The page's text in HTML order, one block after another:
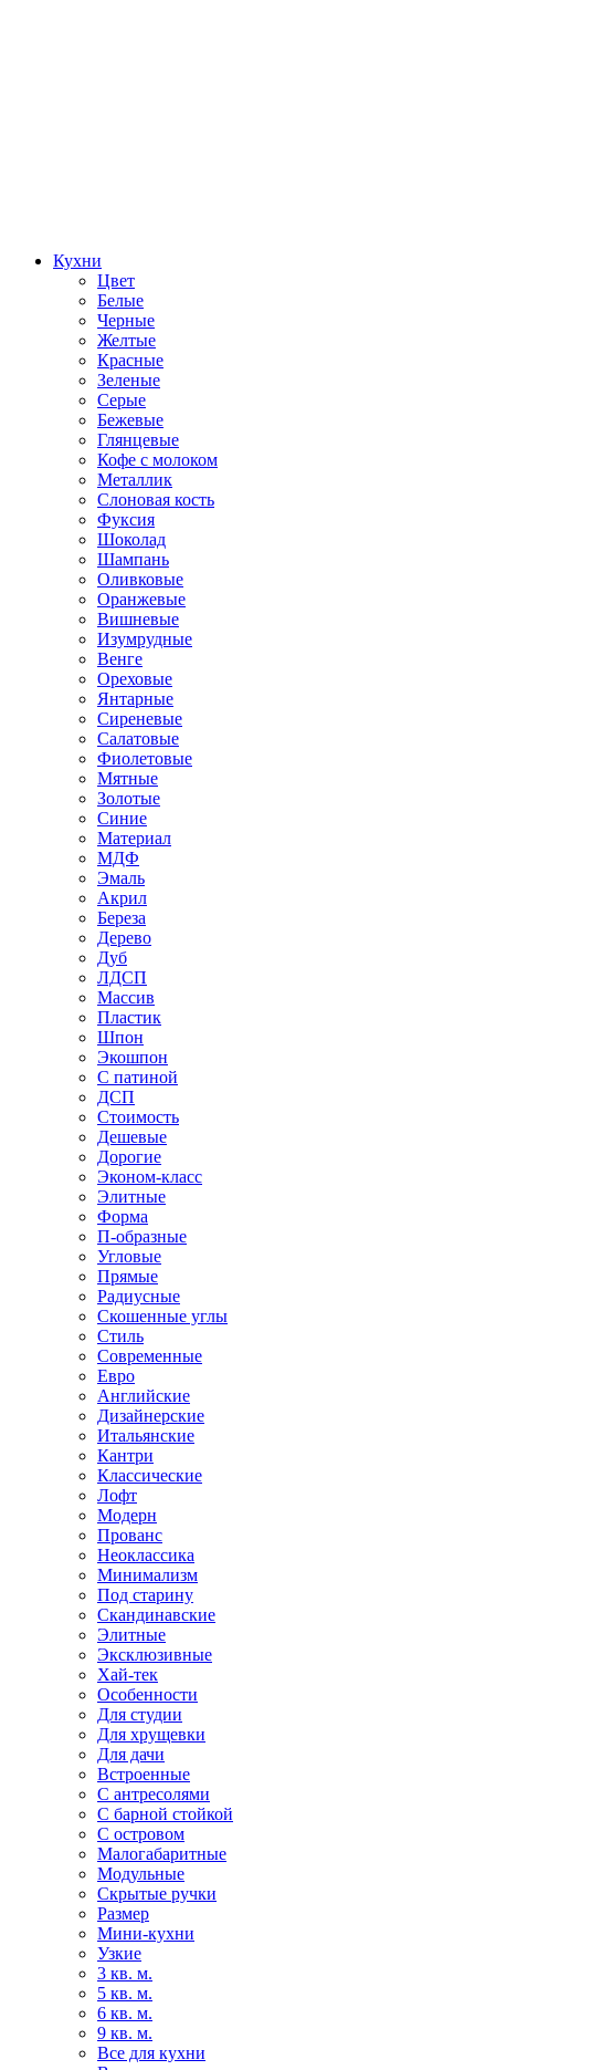
Кухни
Цвет
Белые
Черные
Желтые
Красные
Зеленые
Серые
Бежевые
Глянцевые
Кофе с молоком
Металлик
Слоновая кость
Фуксия
Шоколад
Шампань
Оливковые
Оранжевые
Вишневые
Изумрудные
Венге
Ореховые
Янтарные
Сиреневые
Салатовые
Фиолетовые
Мятные
Золотые
Синие
Материал
МДФ
Эмаль
Акрил
Береза
Дерево
Дуб
ЛДСП
Массив
Пластик
Шпон
Экошпон
С патиной
ДСП
Стоимость
Дешевые
Дорогие
Эконом-класс
Элитные
Форма
П-образные
Угловые
Прямые
Радиусные
Скошенные углы
Стиль
Современные
Евро
Английские
Дизайнерские
Итальянские
Кантри
Классические
Лофт
Модерн
Прованс
Неоклассика
Минимализм
Под старину
Скандинавские
Элитные
Эксклюзивные
Хай-тек
Особенности
Для студии
Для хрущевки
Для дачи
Встроенные
С антресолями
С барной стойкой
С островом
Малогабаритные
Модульные
Скрытые ручки
Размер
Мини-кухни
Узкие
3 кв. м.
5 кв. м.
6 кв. м.
9 кв. м.
Все для кухни